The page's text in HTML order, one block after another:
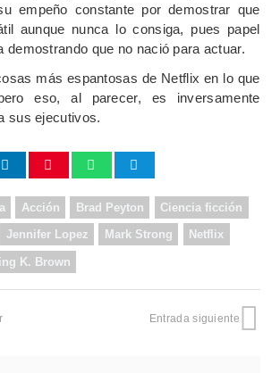
empeño constante por demostrar que
aunque nunca lo consiga, pues papel
demostrando que no nació para actuar.
más espantosas de Netflix en lo que
eso, al parecer, es inversamente
sus ejecutivos.
Acción Brad Peyton Ciencia ficción
Jennifer Lopez Mark Strong Netflix
K. Brown
Entrada siguiente